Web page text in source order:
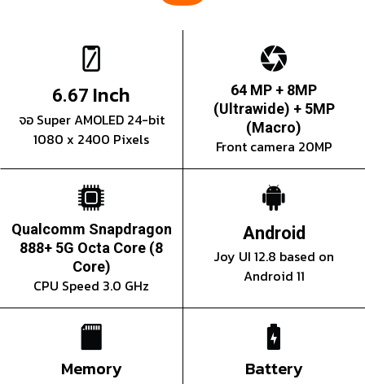
6.67 Inch
จอ Super AMOLED 24-bit
1080 x 2400 Pixels
64 MP + 8MP
(Ultrawide) + 5MP
(Macro)
Front camera 20MP
Qualcomm Snapdragon
888+ 5G Octa Core (8
Core)
CPU Speed 3.0 GHz
Android
Joy UI 12.8 based on
Android 11
Memory Battery